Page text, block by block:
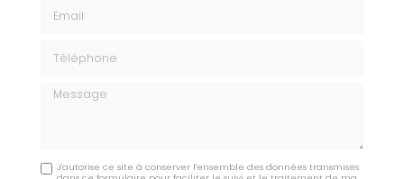
Message
J'autorise ce site à conserver l'ensemble des données transmises